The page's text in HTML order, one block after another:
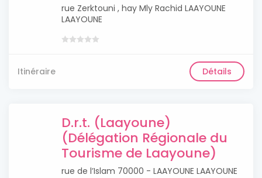
rue Zerktouni , hay Mly Rachid LAAYOUNE
LAAYOUNE
Itinéraire Détails
D.r.t. (Laayoune)
(Délégation Régionale du
Tourisme de Laayoune)
rue de l’Islam 70000 - LAAYOUNE LAAYOUNE